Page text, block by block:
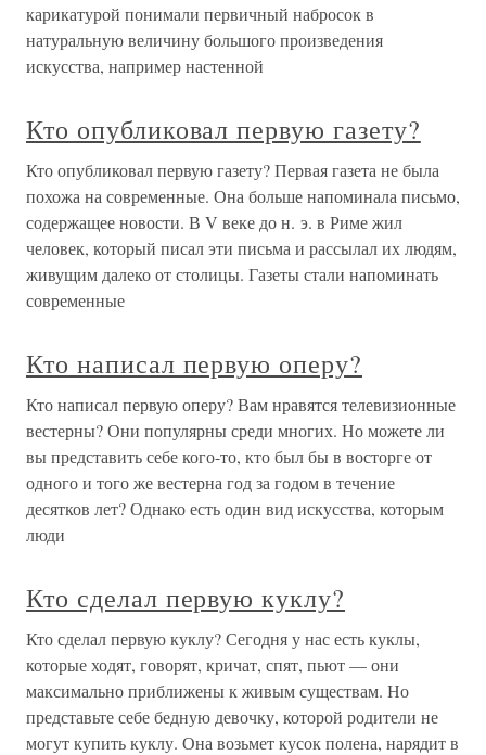
карикатурой понимали первичный набросок в
натуральную величину большого произведения
искусства, например настенной
Кто опубликовал первую газету?
Кто опубликовал первую газету? Первая газета не была
похожа на современные. Она больше напоминала письмо,
содержащее новости. В V веке до н. э. в Риме жил
человек, который писал эти письма и рассылал их людям,
живущим далеко от столицы. Газеты стали напоминать
современные
Кто написал первую оперу?
Кто написал первую оперу? Вам нравятся телевизионные
вестерны? Они популярны среди многих. Но можете ли
вы представить себе кого-то, кто был бы в восторге от
одного и того же вестерна год за годом в течение
десятков лет? Однако есть один вид искусства, которым
люди
Кто сделал первую куклу?
Кто сделал первую куклу? Сегодня у нас есть куклы,
которые ходят, говорят, кричат, спят, пьют — они
максимально приближены к живым существам. Но
представьте себе бедную девочку, которой родители не
могут купить куклу. Она возьмет кусок полена, нарядит в